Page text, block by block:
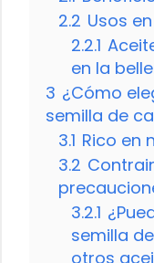
2.2 Usos
2.2.1
en la
3 ¿Cómo
semilla de
3.1 Rico en
3.2
3.2.1
semilla
otros